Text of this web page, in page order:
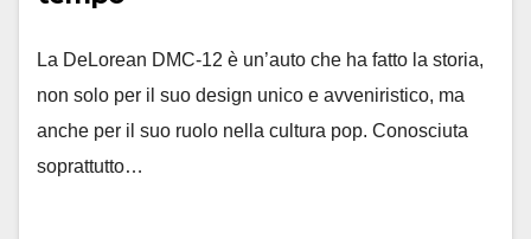
La DeLorean DMC-12 è un’auto che ha fatto la storia,
non solo per il suo design unico e avveniristico, ma
anche per il suo ruolo nella cultura pop. Conosciuta
soprattutto…